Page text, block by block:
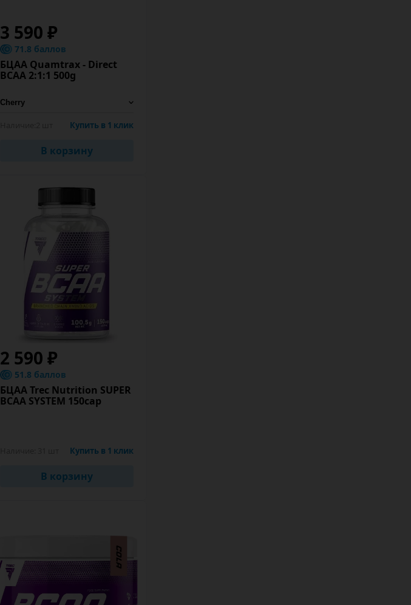
3 590 ₽
71.8 баллов
БЦАА Quamtrax - Direct
BCAA 2:1:1 500g
Купить в 1 клик
В корзину
2 590 ₽
51.8 баллов
БЦАА Trec Nutrition SUPER
BCAA SYSTEM 150cap
Купить в 1 клик
В корзину